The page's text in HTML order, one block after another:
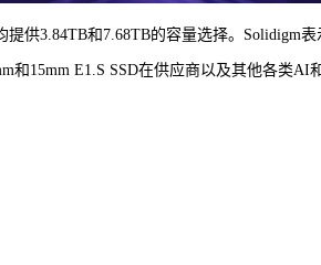
提供3.84TB和7.68TB的容量选择。Solidigm
和15mm E1.S SSD在供应商以及其他各类AI